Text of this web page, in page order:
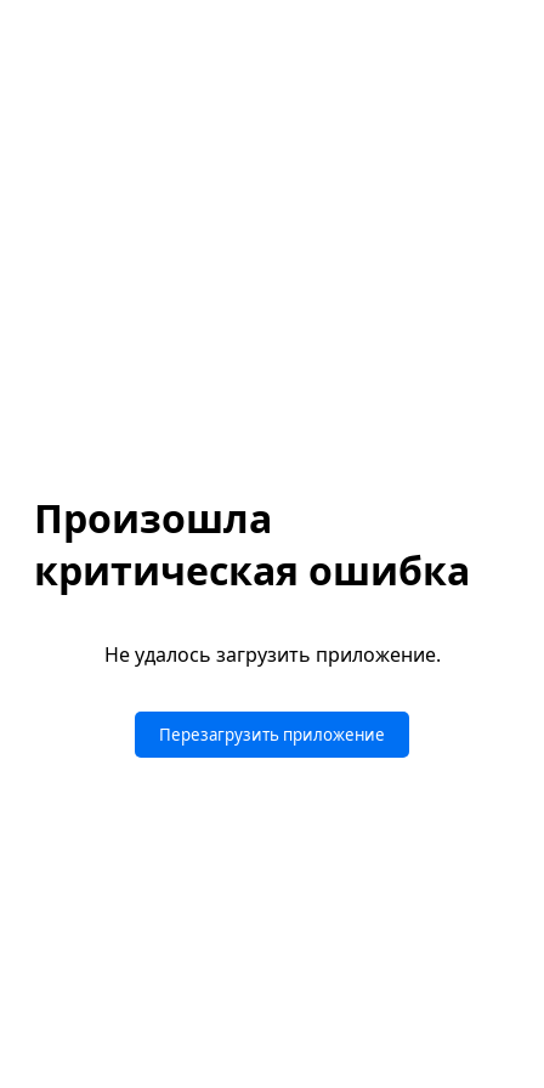
Произошла
критическая ошибка
Не удалось загрузить приложение.
Перезагрузить приложение